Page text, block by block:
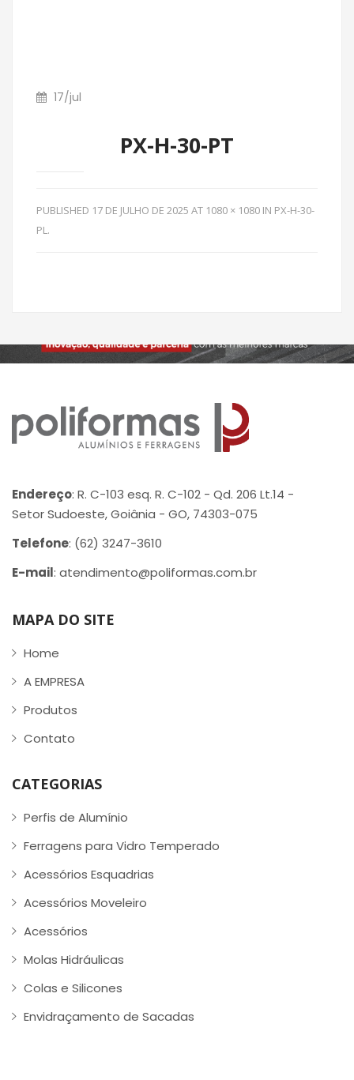
17/jul
PX-H-30-PT
PUBLISHED 17 DE JULHO DE 2025 AT 1080 × 1080 IN PX-H-30-
PL.
Endereço: R. C-103 esq. R. C-102 - Qd. 206 Lt.14 -
Setor Sudoeste, Goiânia - GO, 74303-075
Telefone: (62) 3247-3610
E-mail: atendimento@poliformas.com.br
MAPA DO SITE
Home
A EMPRESA
Produtos
Contato
CATEGORIAS
Perfis de Alumínio
Ferragens para Vidro Temperado
Acessórios Esquadrias
Acessórios Moveleiro
Acessórios
Molas Hidráulicas
Colas e Silicones
Envidraçamento de Sacadas